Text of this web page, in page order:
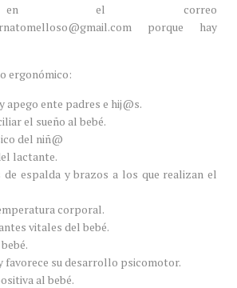
en el correo
porque hay
ergonómico:
apego ente padres e hij@s.
el sueño al bebé.
del niñ@
lactante.
de espalda y brazos a los que realizan el
corporal.
vitales del bebé.
favorece su desarrollo psicomotor.
al bebé.